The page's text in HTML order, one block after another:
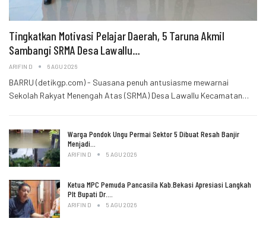
Tingkatkan Motivasi Pelajar Daerah, 5 Taruna Akmil
Sambangi SRMA Desa Lawallu…
ARIFIN D 6 AGU 2026
BARRU (detikgp.com) - Suasana penuh antusiasme mewarnai
Sekolah Rakyat Menengah Atas (SRMA) Desa Lawallu Kecamatan…
Warga Pondok Ungu Permai Sektor 5 Dibuat Resah Banjir
Menjadi…
ARIFIN D 5 AGU 2026
Ketua MPC Pemuda Pancasila Kab.Bekasi Apresiasi Langkah
Plt Bupati Dr.…
ARIFIN D 5 AGU 2026